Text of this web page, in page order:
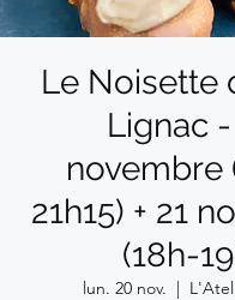
Le Noisette
Lignac
novembre
21h15) + 21
(18h-
lun. 20 nov.
  |